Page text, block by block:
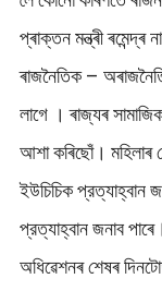
প্ৰাক্তন মন্ত্ৰী ৰমেন্দ্ৰ
ৰাজনৈতিক –
লাগে । ৰাজ্যৰ
আশা কৰিছোঁ। মহিলাৰ
ইউচিচিক প্রত্যাহ্বান
প্রত্যাহ্বান জনাব
অধিৱেশনৰ শেষৰ